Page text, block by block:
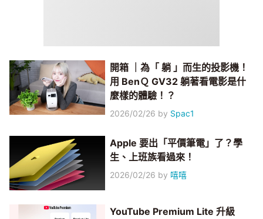
開箱 ｜為「 躺 」而生的投影機！
用 BenＱ GV32 躺著看電影是什
麼樣的體驗！？
2026/02/26 by Spac1
Apple 要出「平價筆電」了？學
生、上班族看過來！
2026/02/26 by 嘻嘻
YouTube Premium Lite 升級